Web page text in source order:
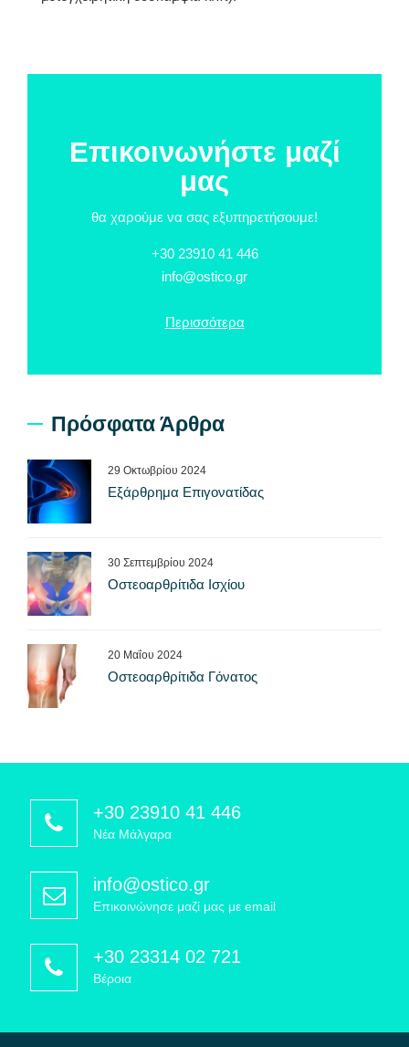
Επικοινωνήστε μαζί
μας
θα χαρούμε να σας εξυπηρετήσουμε!
+30 23910 41 446
info@ostico.gr
Περισσότερα
Πρόσφατα Άρθρα
29 Οκτωβρίου 2024
Εξάρθρημα Επιγονατίδας
30 Σεπτεμβρίου 2024
Οστεοαρθρίτιδα Ισχίου
20 Μαΐου 2024
Οστεοαρθρίτιδα Γόνατος
+30 23910 41 446
Νέα Μάλγαρα
info@ostico.gr
Επικοινώνησε μαζί μας με email
+30 23314 02 721
Βέροια